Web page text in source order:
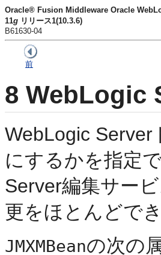
Oracle® Fusion Middleware Oracle
11g リリース1(10.3.6)
B61630-04
前
8 WebLogic
WebLogic
にするかを指定
Server編集サー
更をほとんどで
JMXMBeanの次の